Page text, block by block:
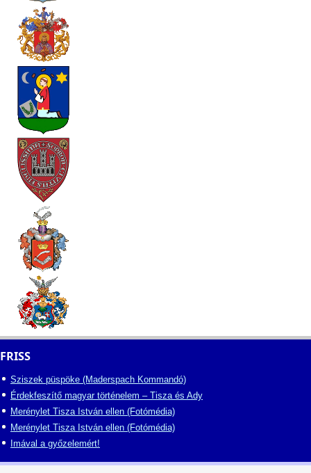
FRISS
Sziszek püspöke (Maderspach Kommandó)
Érdekfeszítő magyar történelem – Tisza és Ady
Merénylet Tisza István ellen (Fotómédia)
Merénylet Tisza István ellen (Fotómédia)
Imával a győzelemért!